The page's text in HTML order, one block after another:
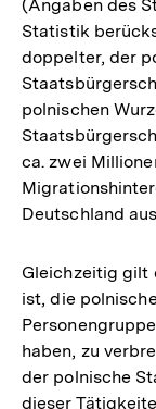
(Angaben des
Statistik
doppelter, der
polnischen
ca. zwei
Deutschland
Gleichzeitig gilt
ist, die
haben, zu
der polnische
dieser